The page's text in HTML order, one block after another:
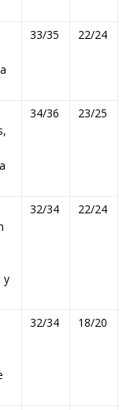
33/35 22/24
34/36 23/25
y
32/34 22/24
32/34 18/20